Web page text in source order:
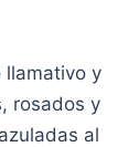
llamativo y
rosados y
al